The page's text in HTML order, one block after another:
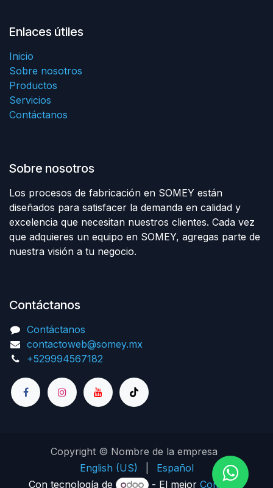
Enlaces útiles
Inicio
Sobre nosotros
Productos
Servicios
Contáctanos
Sobre nosotros
Los procesos de fabricación en SOMEY están
diseñados para satisfacer la demanda en calidad y
excelencia que necesitan nuestros clientes. Cada vez
que adquieres un equipo en SOMEY, agregas parte de
nuestra visión a tu negocio.
Contáctanos
Contáctanos
contactoweb@somey.mx
+529994567182
Copyright © Nombre de la empresa
English (US)
Español
Con tecnología de
- El mejorComercio